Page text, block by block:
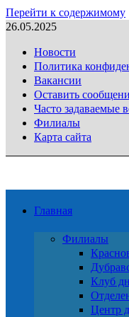
Перейти к содержимому
26.05.2025
Новости
Политика
Вакансии
Оставить
Часто задаваемые
Филиалы
Карта сайта
Главная
Филиалы
Клуб
Центр